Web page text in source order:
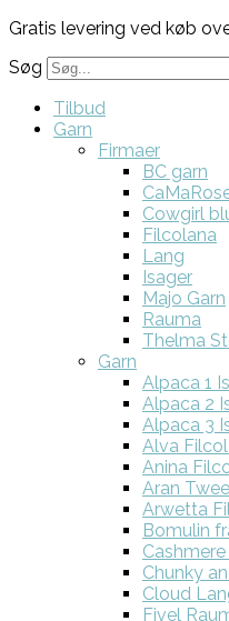
Gratis levering ved køb
Søg
Tilbud
Garn
Firmaer
BC garn
Cowgirl
Filcolana
Lang
Isager
Majo Garn
Rauma
Thelma
Garn
Alpaca 1
Alpaca 2
Alpaca 3
Alva
Anina
Aran
Arwetta
Bomulin
Chunky
Cloud
Fivel